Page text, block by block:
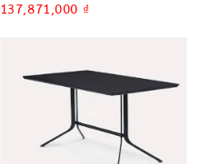
price
Sale
137,871,000 ₫